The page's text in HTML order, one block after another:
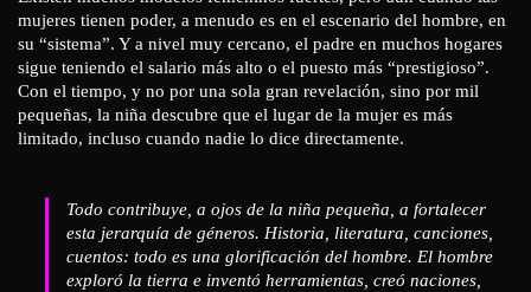
mujeres tienen poder, a menudo es en el escenario del hombre, en
su “sistema”. Y a nivel muy cercano, el padre en muchos hogares
sigue teniendo el salario más alto o el puesto más “prestigioso”.
Con el tiempo, y no por una sola gran revelación, sino por mil
pequeñas, la niña descubre que el lugar de la mujer es más
limitado, incluso cuando nadie lo dice directamente.
Todo contribuye, a ojos de la niña pequeña, a fortalecer
esta jerarquía de géneros. Historia, literatura, canciones,
cuentos: todo es una glorificación del hombre. El hombre
exploró la tierra e inventó herramientas, creó naciones,